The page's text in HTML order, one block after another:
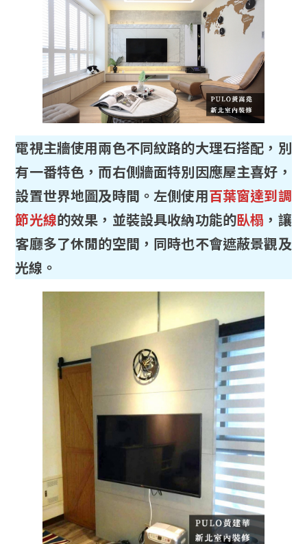
電視主牆使用兩色不同紋路的大理石搭配，別
有一番特色，而右側牆面特別因應屋主喜好，
設置世界地圖及時間。左側使用百葉窗達到調
節光線的效果，並裝設具收納功能的臥榻 ，讓
客廳多了休閒的空間，同時也不會遮蔽景觀及
光線。